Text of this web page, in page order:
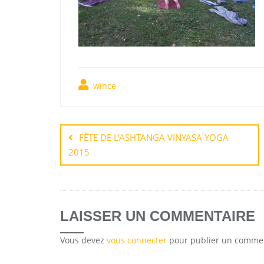
wince
FÊTE DE L’ASHTANGA VINYASA YOGA
2015
LAISSER UN COMMENTAIRE
Vous devez vous connecter pour publier un